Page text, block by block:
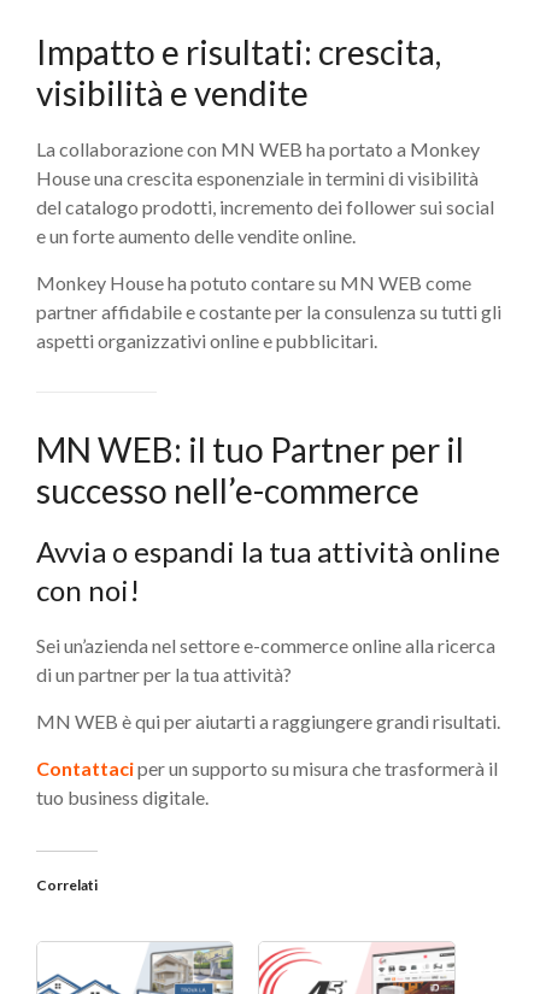
Impatto e risultati: crescita,
visibilità e vendite
La collaborazione con MN WEB ha portato a Monkey
House una crescita esponenziale in termini di visibilità
del catalogo prodotti, incremento dei follower sui social
e un forte aumento delle vendite online.
Monkey House ha potuto contare su MN WEB come
partner affidabile e costante per la consulenza su tutti gli
aspetti organizzativi online e pubblicitari.
MN WEB: il tuo Partner per il
successo nell’e-commerce
Avvia o espandi la tua attività online
con noi!
Sei un’azienda nel settore e-commerce online alla ricerca
di un partner per la tua attività?
MN WEB è qui per aiutarti a raggiungere grandi risultati.
Contattaciper un supporto su misura che trasformerà il
tuo business digitale.
Correlati